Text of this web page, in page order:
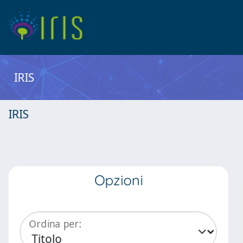
IRIS
IRIS
Opzioni
Ordina per: